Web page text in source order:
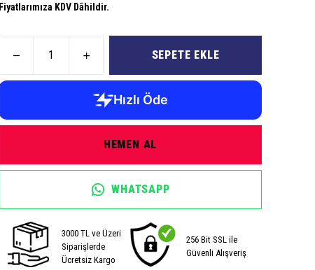
Fiyatlarımıza KDV Dâhildir.
SEPETE EKLE
HEMEN AL
WHATSAPP
3000 TL ve Üzeri
Siparişlerde
Ücretsiz Kargo
256 Bit SSL ile
Güvenli Alışveriş